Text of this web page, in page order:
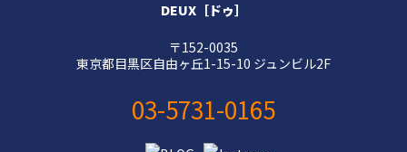
DEUX［ドゥ］
〒152-0035
東京都目黒区自由ヶ丘1-15-10 ジュンビル2F
03-5731-0165